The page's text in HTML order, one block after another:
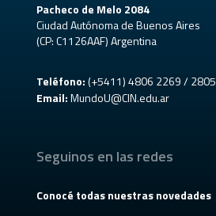
Pacheco de Melo 2084
Ciudad Autónoma de Buenos Aires
(CP: C1126AAF) Argentina
Teléfono:(+5411) 4806 2269 / 2805
Email: MundoU@CIN.edu.ar
Seguinos en las redes
Conocé todas nuestras novedades